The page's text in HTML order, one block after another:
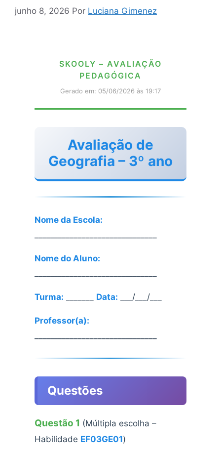
junho 8, 2026 Por Luciana Gimenez
SKOOLY – AVALIAÇÃO
PEDAGÓGICA
Gerado em: 05/06/2026 às 19:17
Avaliação de
Geografia – 3º ano
Nome da Escola:
Nome do Aluno:
Turma: Data: ___/___/___
Professor(a):
Questões
Questão 1 (Múltipla escolha –
Habilidade EF03GE01)